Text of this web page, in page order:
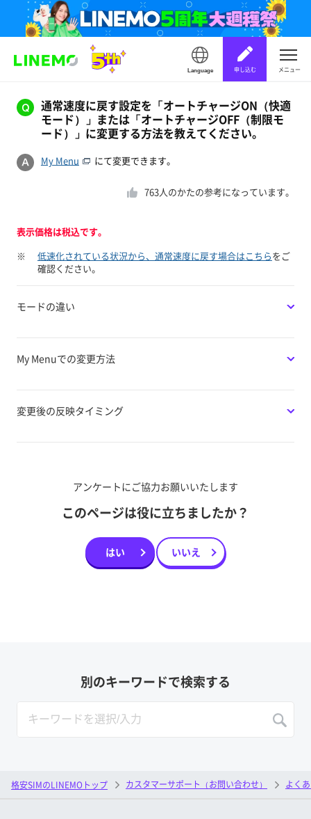
Language 申し込む メニュー
通常速度に戻す設定を「オートチャージON（快適
モード）」または「オートチャージOFF（制限モ
ード）」に変更する方法を教えてください。
My Menu にて変更できます。
763人のかたの参考になっています。
表示価格は税込です。
※
低速化されている状況から、通常速度に戻す場合はこちらをご
確認ください。
モードの違い
My Menuでの変更方法
変更後の反映タイミング
アンケートにご協力お願いいたします
このページは役に立ちましたか？
はい いいえ
別のキーワードで検索する
格安SIMのLINEMOトップ カスタマーサポート（お問い合わせ） よく